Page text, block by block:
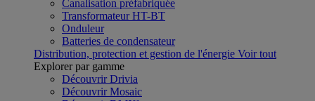
Canalisation préfabriquée
Transformateur HT-BT
Onduleur
Batteries de condensateur
Distribution, protection et gestion de l'énergie Voir tout
Explorer par gamme
Découvrir Drivia
Découvrir Mosaic